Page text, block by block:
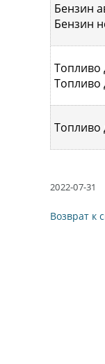
Бензин
Бензин
Топливо
Топливо
Топливо
2022-07-31
Возврат к